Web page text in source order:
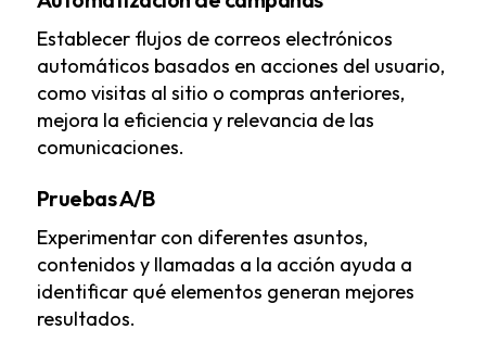
Establecer flujos de correos electrónicos
automáticos basados en acciones del usuario,
como visitas al sitio o compras anteriores,
mejora la eficiencia y relevancia de las
comunicaciones.
Pruebas A/B
Experimentar con diferentes asuntos,
contenidos y llamadas a la acción ayuda a
identificar qué elementos generan mejores
resultados.